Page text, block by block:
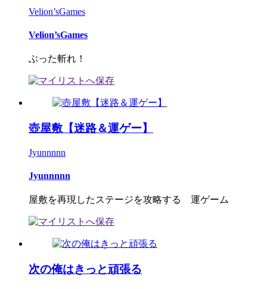
Velion’sGames
Velion’sGames
ぶった斬れ！
壺屋敷【迷路＆運ゲー】
Jyunnnnn
Jyunnnnn
屋敷を再現したステージを攻略する 運ゲーム
次の俺はきっと頑張る